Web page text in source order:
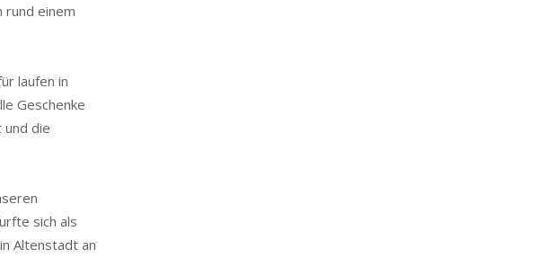
rund einem
laufen in
Geschenke
die
sich als
in Altenstadt an